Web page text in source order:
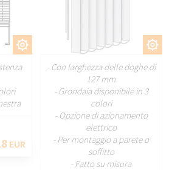
EUR
PERSONALIZZARE
- Con larghezza delle doghe di
127 mm
- Grondaia disponibile in 3
colori
- Opzione di azionamento
elettrico
- Per montaggio a parete o
soffitto
- Fatto su misura